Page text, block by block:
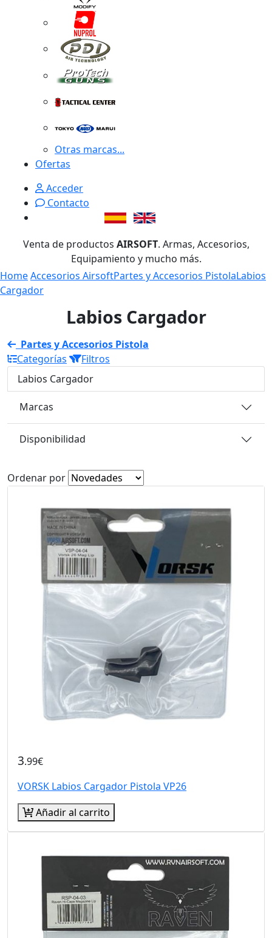
Otras marcas...
Ofertas
Acceder
Contacto
Venta de productos AIRSOFT. Armas, Accesorios,
Equipamiento y mucho más.
HomeAccesorios AirsoftPartes y Accesorios PistolaLabios
Cargador
Labios Cargador
Partes y Accesorios Pistola
Categorías
Filtros
Labios Cargador
Marcas
Disponibilidad
Ordenar por
3.99€
VORSK Labios Cargador Pistola VP26
Añadir al carrito